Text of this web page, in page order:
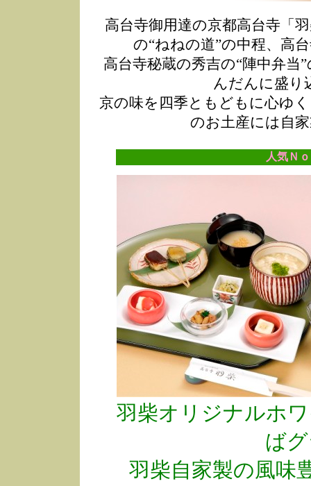
高台寺御用達の京都高台寺「
の“ねねの道”の中程、高
高台寺秘蔵の秀吉の“陣中弁
んだんに盛り
京の味を四季ともどもに心ゆ
のお土産には自
人気Ｎ
羽柴オリジナルホ
ば
羽柴自家製の風味